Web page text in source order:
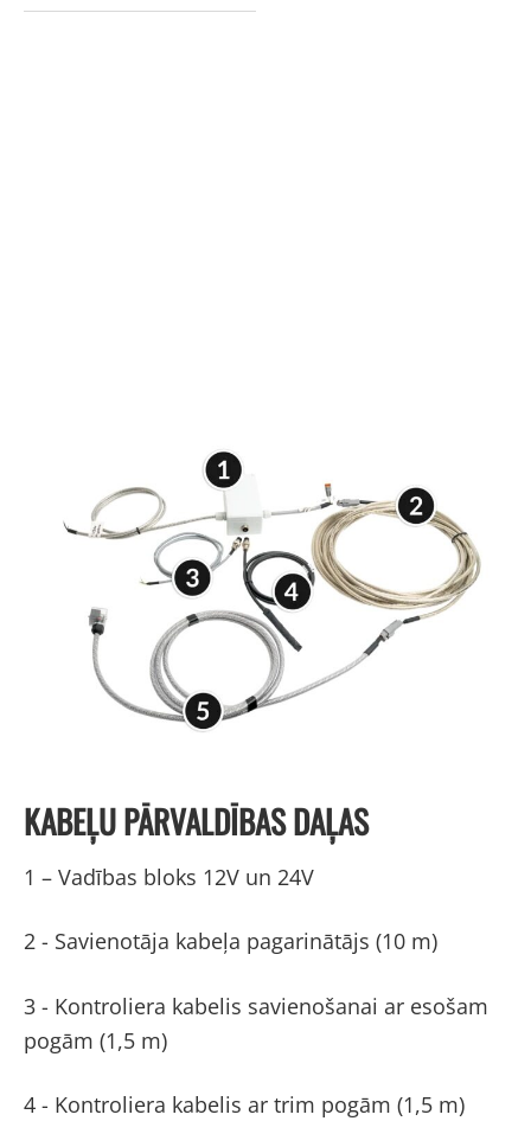
KABEĻU PĀRVALDĪBAS DAĻAS
1 – Vadības bloks 12V un 24V
2 - Savienotāja kabeļa pagarinātājs (10 m)
3 - Kontroliera kabelis savienošanai ar esošam
pogām (1,5 m)
4 - Kontroliera kabelis ar trim pogām (1,5 m)